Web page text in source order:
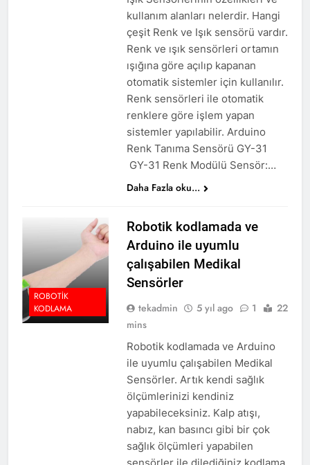
kullanım alanları nelerdir. Hangi
çeşit Renk ve Işık sensörü vardır.
Renk ve ışık sensörleri ortamın
ışığına göre açılıp kapanan
otomatik sistemler için kullanılır.
Renk sensörleri ile otomatik
renklere göre işlem yapan
sistemler yapılabilir. Arduino
Renk Tanıma Sensörü GY-31
GY-31 Renk Modülü Sensör:…
Daha Fazla oku...
ROBOTIK
KODLAMA
Robotik kodlamada ve
Arduino ile uyumlu
çalışabilen Medikal
Sensörler
tekadmin 5 yıl ago 1
22
mins
Robotik kodlamada ve Arduino
ile uyumlu çalışabilen Medikal
Sensörler. Artık kendi sağlık
ölçümlerinizi kendiniz
yapabileceksiniz. Kalp atışı,
nabız, kan basıncı gibi bir çok
sağlık ölçümleri yapabilen